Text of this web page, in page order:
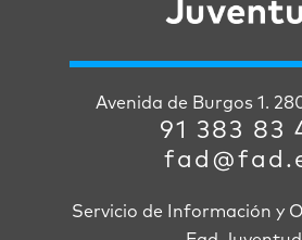
Avenida de Burgos 1.
91 383 83
Servicio de Información y